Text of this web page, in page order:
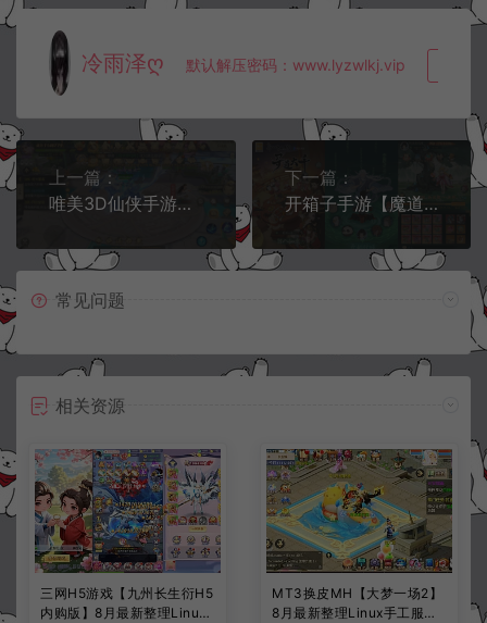
冷雨泽ღ 默认解压密码：www.lyzwlkj.vip
上一篇：
唯美3D仙侠手游【星云记-太古纪元】11月最新整理Linux手工服务端+本地验证+管理后台+GM授权后台+假人陪玩+内置清包+安卓+详细搭建教程+视频教程
下一篇：
开箱子手游【魔道修仙代金券内购多区第三版】5月最新整理Ubuntu手工服务端+CDK授权后台+安卓苹果双端+详细搭建教程+视频教程
常见问题
相关资源
三网H5游戏【九州长生衍H5
内购版】8月最新整理Linux
MT3换皮MH【大梦一场2】
8月最新整理Linux手工服务